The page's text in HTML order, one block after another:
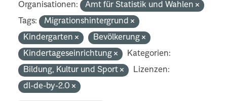
Organisationen:
Amt für Statistik und Wahlen
Tags:
Migrationshintergrund
Kindergarten
Bevölkerung
Kindertageseinrichtung
Kategorien:
Bildung, Kultur und Sport
Lizenzen:
dl-de-by-2.0